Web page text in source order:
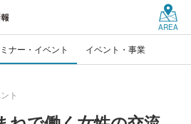
AREA
ナー・イベント イベント・事業
ト